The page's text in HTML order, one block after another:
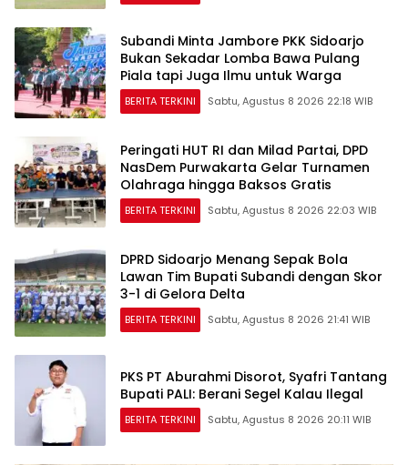
Subandi Minta Jambore PKK Sidoarjo
Bukan Sekadar Lomba Bawa Pulang
Piala tapi Juga Ilmu untuk Warga
BERITA TERKINI Sabtu, Agustus 8 2026 22:18 WIB
Peringati HUT RI dan Milad Partai, DPD
NasDem Purwakarta Gelar Turnamen
Olahraga hingga Baksos Gratis
BERITA TERKINI Sabtu, Agustus 8 2026 22:03 WIB
DPRD Sidoarjo Menang Sepak Bola
Lawan Tim Bupati Subandi dengan Skor
3-1 di Gelora Delta
BERITA TERKINI Sabtu, Agustus 8 2026 21:41 WIB
PKS PT Aburahmi Disorot, Syafri Tantang
Bupati PALI: Berani Segel Kalau Ilegal
BERITA TERKINI Sabtu, Agustus 8 2026 20:11 WIB